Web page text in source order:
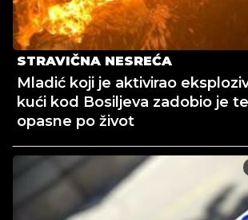
STRAVIČNA NESREĆA
Mladić koji je aktivirao
kući kod Bosiljeva zadobio je
opasne po život